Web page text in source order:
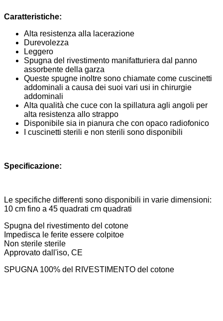
Caratteristiche:
Alta resistenza alla lacerazione
Durevolezza
Leggero
Spugna del rivestimento manifatturiera dal panno
assorbente della garza
Queste spugne inoltre sono chiamate come cuscinetti
addominali a causa dei suoi vari usi in chirurgie
addominali
Alta qualità che cuce con la spillatura agli angoli per
alta resistenza allo strappo
Disponibile sia in pianura che con opaco radiofonico
I cuscinetti sterili e non sterili sono disponibili
Specificazione:
Le specifiche differenti sono disponibili in varie dimensioni:
10 cm fino a 45 quadrati cm quadrati
Spugna del rivestimento del cotone
Impedisca le ferite essere colpitoe
Non sterile sterile
Approvato dall'iso, CE
SPUGNA 100% del RIVESTIMENTO del cotone